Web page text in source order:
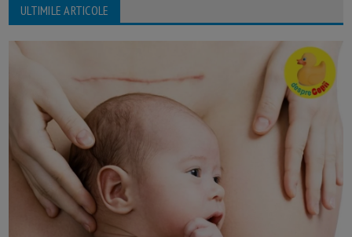
ULTIMILE ARTICOLE